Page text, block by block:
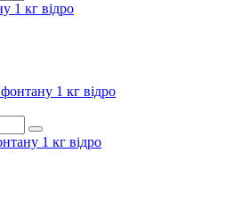
1 кг відро
1 кг відро